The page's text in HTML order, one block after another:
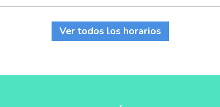
Ver todos los horarios